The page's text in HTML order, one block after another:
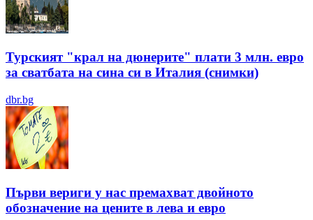
Турският "крал на дюнерите" плати 3 млн. евро
за сватбата на сина си в Италия (снимки)
dbr.bg
Първи вериги у нас премахват двойното
обозначение на цените в лева и евро